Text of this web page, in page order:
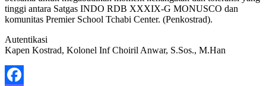
tinggi antara Satgas INDO RDB XXXIX-G MONUSCO dan
komunitas Premier School Tchabi Center. (Penkostrad).
Autentikasi
Kapen Kostrad, Kolonel Inf Choiril Anwar, S.Sos., M.Han